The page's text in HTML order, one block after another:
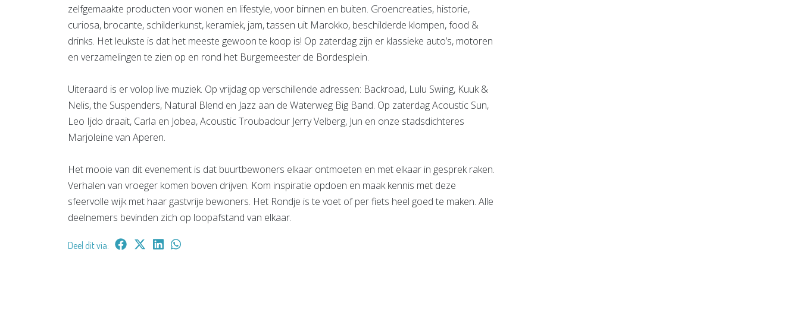
zelfgemaakte producten voor wonen en lifestyle, voor binnen en buiten. Groencreaties, historie,
curiosa, brocante, schilderkunst, keramiek, jam, tassen uit Marokko, beschilderde klompen, food &
drinks. Het leukste is dat het meeste gewoon te koop is! Op zaterdag zijn er klassieke auto’s, motoren
en verzamelingen te zien op en rond het Burgemeester de Bordesplein.
Uiteraard is er volop live muziek. Op vrijdag op verschillende adressen: Backroad, Lulu Swing, Kuuk &
Nelis, the Suspenders, Natural Blend en Jazz aan de Waterweg Big Band. Op zaterdag Acoustic Sun,
Leo Ijdo draait, Carla en Jobea, Acoustic Troubadour Jerry Velberg, Jun en onze stadsdichteres
Marjoleine van Aperen.
Het mooie van dit evenement is dat buurtbewoners elkaar ontmoeten en met elkaar in gesprek raken.
Verhalen van vroeger komen boven drijven. Kom inspiratie opdoen en maak kennis met deze
sfeervolle wijk met haar gastvrije bewoners. Het Rondje is te voet of per fiets heel goed te maken. Alle
deelnemers bevinden zich op loopafstand van elkaar.
Deel dit via: